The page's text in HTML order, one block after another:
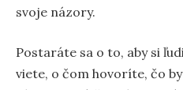
svoje názory.
Postaráte sa o to, aby si
viete, o čom hovoríte, čo